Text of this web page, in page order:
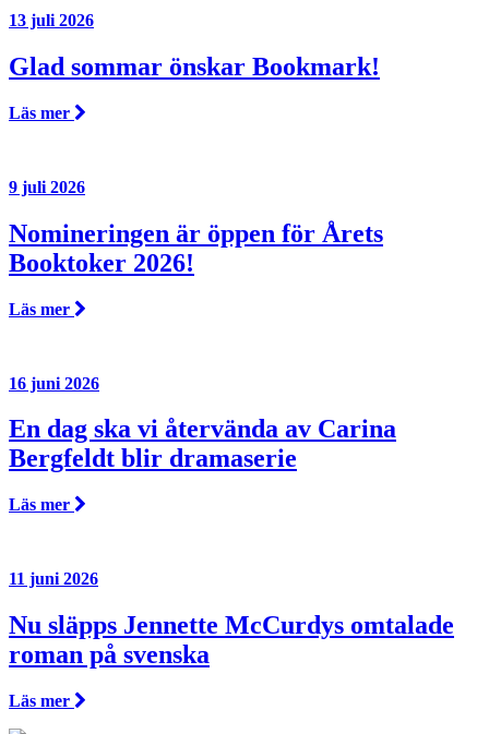
13 juli 2026
Glad sommar önskar Bookmark!
Läs mer
9 juli 2026
Nomineringen är öppen för Årets
Booktoker 2026!
Läs mer
16 juni 2026
En dag ska vi återvända av Carina
Bergfeldt blir dramaserie
Läs mer
11 juni 2026
Nu släpps Jennette McCurdys omtalade
roman på svenska
Läs mer